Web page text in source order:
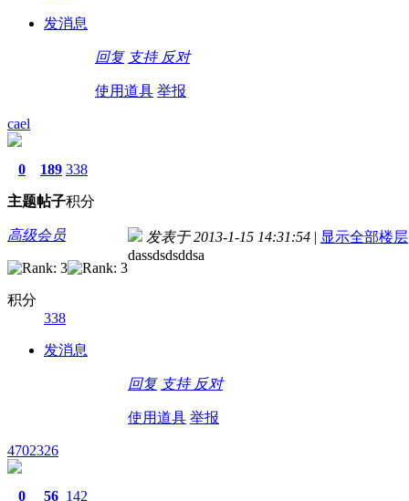
发消息
回复 支持 反对
使用道具 举报
cael
0
主题
189
帖子
338
积分
高级会员
积分
338
发消息
发表于 2013-1-15 14:31:54 | 显示全部楼层
dassdsdsddsa
回复 支持 反对
使用道具 举报
4702326
0 56 142